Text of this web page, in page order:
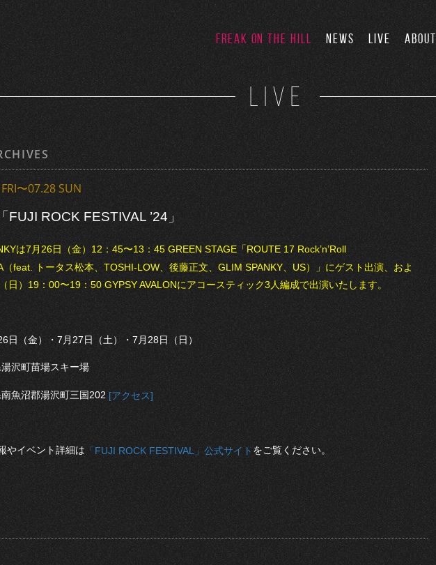
FREAK ON THE HILL NEWS LIVE ABOUT
LIVE
〜07.28 SUN
FUJI ROCK FESTIVAL ’24」
は7月26日（金）12：45〜13：45 GREEN STAGE「ROUTE 17 Rock’n’Roll
（feat. トータス松本、TOSHI-LOW、後藤正文、GLIM SPANKY、US）」にゲスト出演、およ
日）19：00〜19：50 GYPSY AVALONにアコースティック3人編成で出演いたします。
日（金）・7月27日（土）・7月28日（日）
沢町苗場スキー場
魚沼郡湯沢町三国202 [アクセス]
やイベント詳細は 「FUJI ROCK FESTIVAL」公式サイト をご覧ください。